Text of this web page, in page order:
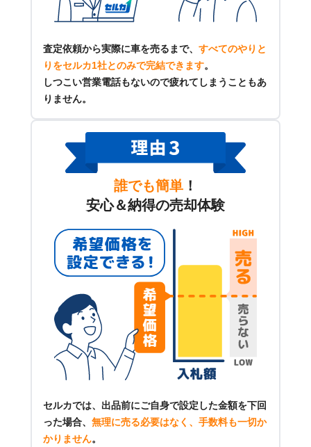
査定依頼から実際に車を売るまで、 すべてのやりと
りをセルカ1社とのみで完結できます。
しつこい営業電話もないので疲れてしまうこともあ
りません。
誰でも簡単 ！
安心＆納得の売却体験
セルカでは、出品前にご自身で設定した金額を下回
った場合、 無理に売る必要はなく、手数料も一切か
かりません。